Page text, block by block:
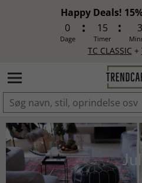
Happy Deals!
0
Dage
15
Timer
TC CLASSIC +
LAGT I
Jul